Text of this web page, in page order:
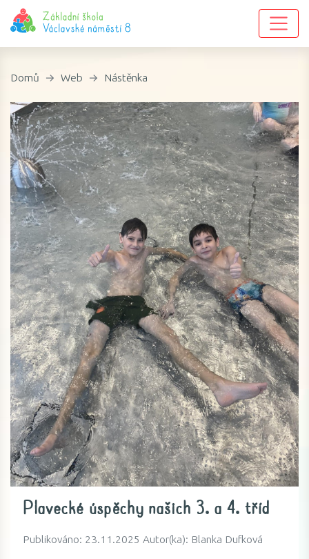
Domů Web Nástěnka
Plavecké úspěchy našich 3. a 4. tříd
Publikováno: 23.11.2025 Autor(ka): Blanka Dufková